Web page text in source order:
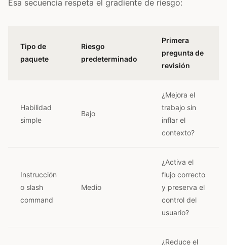
Esa secuencia respeta el gradiente de riesgo:
Tipo de
paquete
Riesgo
predeterminado
Primera
pregunta de
revisión
Habilidad
simple
Bajo
¿Mejora el
trabajo sin
inflar el
contexto?
Instrucción
o slash
command
Medio
¿Activa el
flujo correcto
y preserva el
control del
usuario?
¿Reduce el